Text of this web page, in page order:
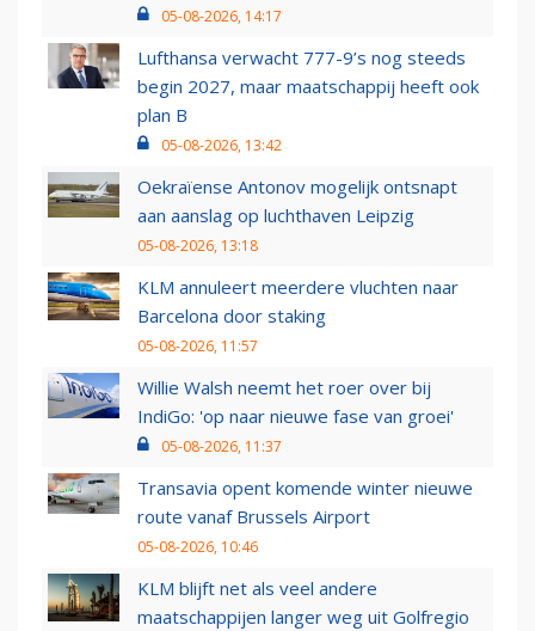
05-08-2026, 14:17
Lufthansa verwacht 777-9’s nog steeds
begin 2027, maar maatschappij heeft ook
plan B
05-08-2026, 13:42
Oekraïense Antonov mogelijk ontsnapt
aan aanslag op luchthaven Leipzig
05-08-2026, 13:18
KLM annuleert meerdere vluchten naar
Barcelona door staking
05-08-2026, 11:57
Willie Walsh neemt het roer over bij
IndiGo: 'op naar nieuwe fase van groei'
05-08-2026, 11:37
Transavia opent komende winter nieuwe
route vanaf Brussels Airport
05-08-2026, 10:46
KLM blijft net als veel andere
maatschappijen langer weg uit Golfregio